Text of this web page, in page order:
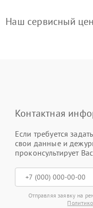
Наш сервисный
Контактная
Если требуется
свои данные и
проконсультирует
Отправляя заявку на